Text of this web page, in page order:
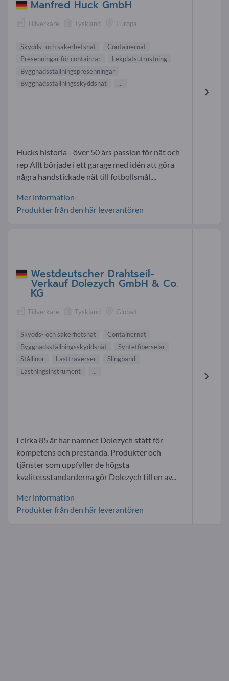
Manfred Huck GmbH
Tillverkare Tyskland Europa
Skydds- och säkerhetsnät
Containernät
Presenningar för containrar
Lekplatsutrustning
Byggnadsställningspresenningar
Byggnadsställningsskyddsnät
...
Hucks historia - över 50 års passion för nät och
rep Allt började i ett garage med idén att göra
några handstickade nät till fotbollsmål....
Mer information-
Produkter från den här leverantören
Westdeutscher Drahtseil-
Verkauf Dolezych GmbH & Co.
KG
Tillverkare Tyskland Globalt
Skydds- och säkerhetsnät
Containernät
Byggnadsställningsskyddsnät
Syntetfiberselar
Stållinor
Lasttraverser
Slingband
Lastningsinstrument
...
I cirka 85 år har namnet Dolezych stått för
kompetens och prestanda. Produkter och
tjänster som uppfyller de högsta
kvalitetsstandarderna gör Dolezych till en av...
Mer information-
Produkter från den här leverantören